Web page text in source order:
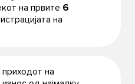
на првите 6
на
приходот на